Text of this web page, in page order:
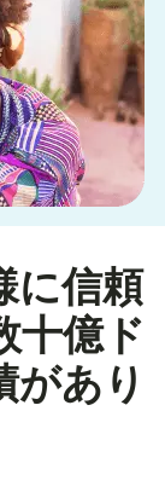
に信頼
十億ド
があり